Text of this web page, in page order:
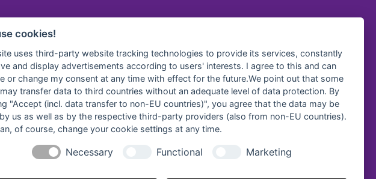
92
57
cookies!
uses third-party website tracking technologies to provide its services, constantly
and display advertisements according to users' interests. I agree to this and can
or change my consent at any time with effect for the future.We point out that some
transfer data to third countries without an adequate level of data protection. By
"Accept (incl. data transfer to non-EU countries)", you agree that the data may be
us as well as by the respective third-party providers (also from non-EU countries).
of course, change your cookie settings at any time.
Necessary Functional Marketing